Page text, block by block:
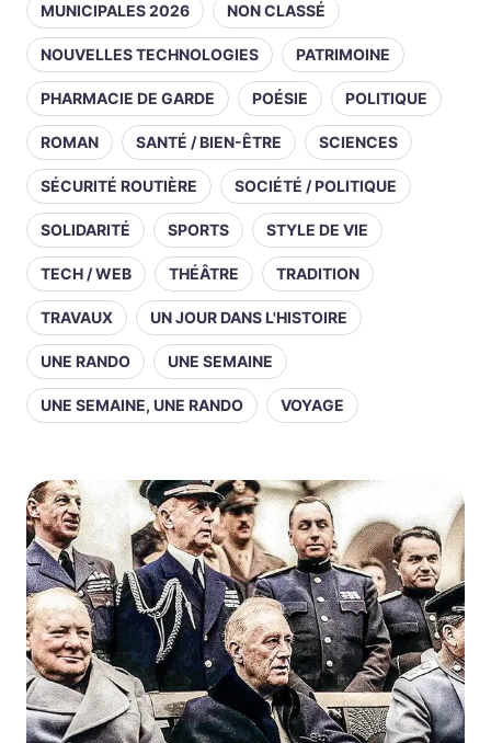
MUNICIPALES 2026 NON CLASSÉ
NOUVELLES TECHNOLOGIES PATRIMOINE
PHARMACIE DE GARDE POÉSIE POLITIQUE
ROMAN SANTÉ / BIEN-ÊTRE SCIENCES
SÉCURITÉ ROUTIÈRE SOCIÉTÉ / POLITIQUE
SOLIDARITÉ SPORTS STYLE DE VIE
TECH / WEB THÉÂTRE TRADITION
TRAVAUX UN JOUR DANS L'HISTOIRE
UNE RANDO UNE SEMAINE
UNE SEMAINE, UNE RANDO VOYAGE